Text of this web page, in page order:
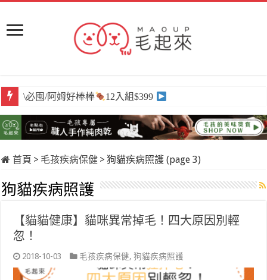
\必囤/阿姆好棒棒 12入組$399
首頁 > 毛孩疾病保健 > 狗貓疾病照護 (page 3)
狗貓疾病照護
【貓貓健康】貓咪異常掉毛！四大原因別輕
忽！
2018-10-03 毛孩疾病保健,狗貓疾病照護